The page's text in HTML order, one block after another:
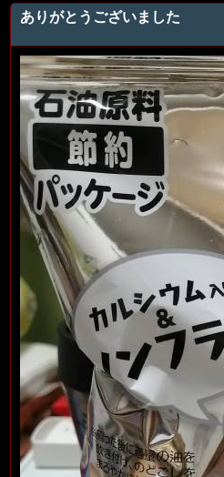
ありがとうございました